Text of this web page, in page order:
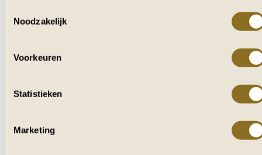
Noodzakelijk
Voorkeuren
Statistieken
Marketing
VOOR IEDEREEN
Ontvang af en toe reisverhalen, tips en
Naam